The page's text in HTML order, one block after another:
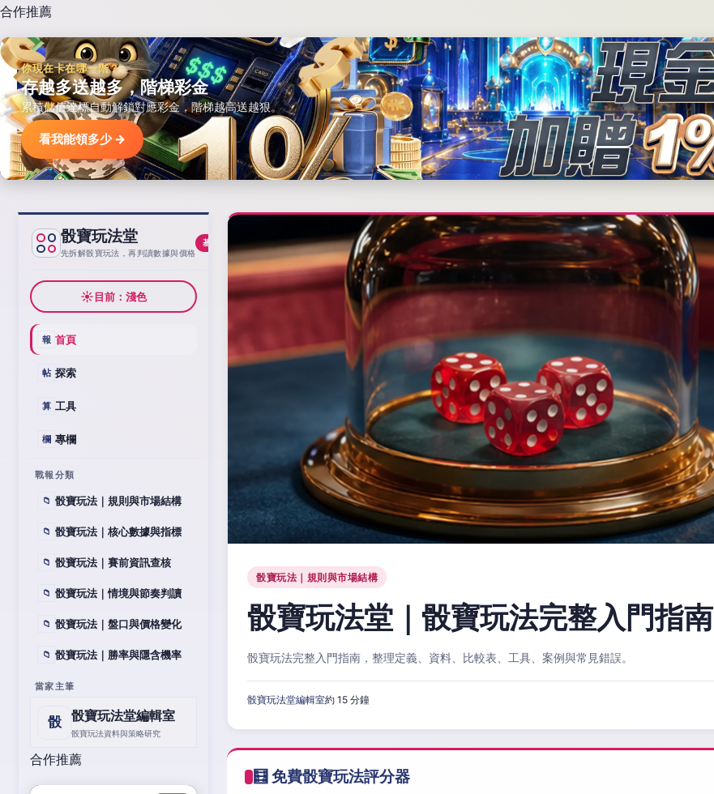
合作推薦
你現在卡在哪一階？
存越多送越多，階梯彩金
累積儲值達標自動解鎖對應彩金，階梯越高送越狠。
看我能領多少 →
骰寶玩法堂
先拆解骰寶玩法，再判讀數據與價格
基線
☀目前：淺色
報 首頁
帖 探索
算 工具
欄 專欄
戰報分類
📁 骰寶玩法｜規則與市場結構
📁 骰寶玩法｜核心數據與指標
📁 骰寶玩法｜賽前資訊查核
📁 骰寶玩法｜情境與節奏判讀
📁 骰寶玩法｜盤口與價格變化
📁 骰寶玩法｜勝率與隱含機率
當家主筆
骰 骰寶玩法堂編輯室
骰寶玩法資料與策略研究
合作推薦
骰寶玩法｜規則與市場結構
骰寶玩法堂｜骰寶玩法完整入門指南
骰寶玩法完整入門指南，整理定義、資料、比較表、工具、案例與常見錯誤。
骰寶玩法堂編輯室約 15 分鐘
🧮 免費骰寶玩法評分器